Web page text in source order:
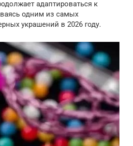
адаптироваться к
одним из самых
украшений в 2026 году.